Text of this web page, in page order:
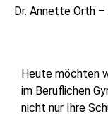
Dr. Annette Orth
Heute möchten
im Beruflichen
nicht nur Ihre